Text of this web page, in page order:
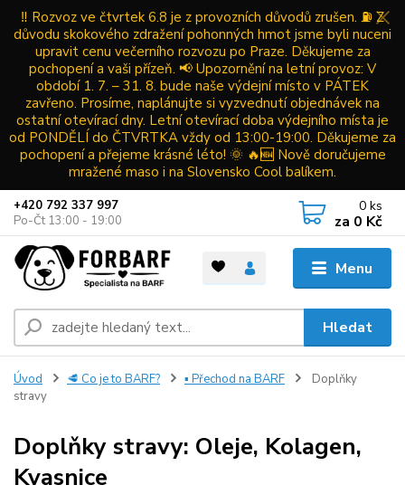
‼️ Rozvoz ve čtvrtek 6.8 je z provozních důvodů zrušen. ⛽ Z
důvodu skokového zdražení pohonných hmot jsme byli nuceni
upravit cenu večerního rozvozu po Praze. Děkujeme za
pochopení a vaši přízeň. 📢 Upozornění na letní provoz: V
období 1. 7. – 31. 8. bude naše výdejní místo v PÁTEK
zavřeno. Prosíme, naplánujte si vyzvednutí objednávek na
ostatní otevírací dny. Letní otevírací doba výdejního místa je
od PONDĚLÍ do ČTVRTKA vždy od 13:00-19:00. Děkujeme za
pochopení a přejeme krásné léto! 🌞 🔥🆕 Nově doručujeme
mražené maso i na Slovensko Cool balíkem.
Menu
Hledat
+420 792 337 997
Po-Čt 13:00 - 19:00
0 ks
za 0 Kč
Úvod 🥩 Co je to BARF? ▪ Přechod na BARF
Doplňky
stravy
Doplňky stravy: Oleje, Kolagen,
Kvasnice